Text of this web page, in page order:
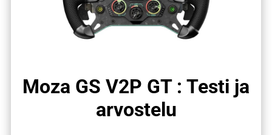
Moza GS V2P GT : Testi ja
arvostelu